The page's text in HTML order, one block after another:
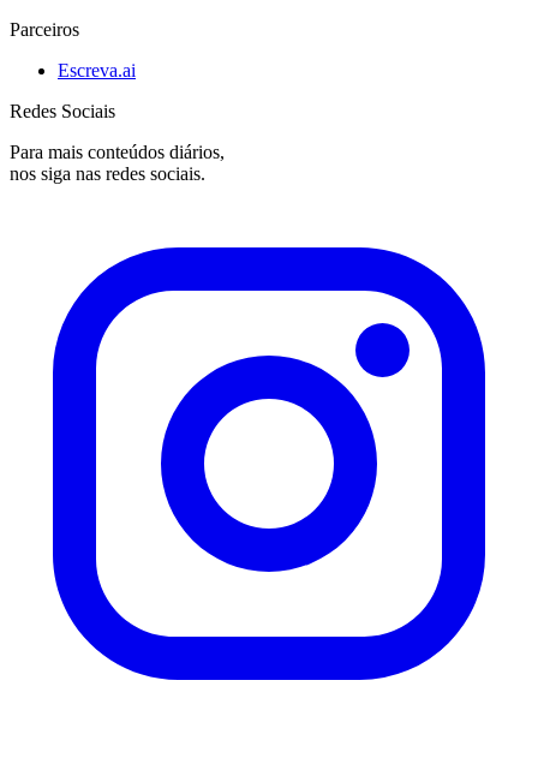
Parceiros
Escreva.ai
Redes Sociais
Para mais conteúdos diários,
nos siga nas redes sociais.